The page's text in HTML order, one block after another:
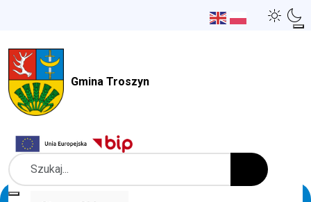
Gmina Troszyn
Szukaj